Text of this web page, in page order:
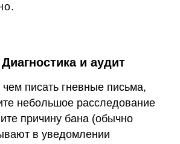
и аудит
писать гневные письма,
небольшое расследование
причину бана (обычно
в уведомлении